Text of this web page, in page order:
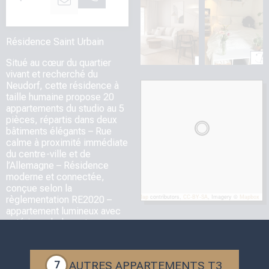
EquipeImmobilier neuf
Prêt à donner vie à votre projet immobilier neuf ?
Contactez notre équipe dédiée.
Consulter notre barème d'honoraires
7 AUTRES APPARTEMENTS T3